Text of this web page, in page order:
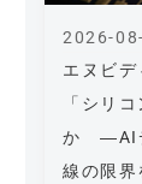
エヌビ
「シリ
か ―AI
線の限界
2026-